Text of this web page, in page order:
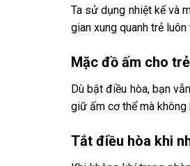
Ta sử dụng nhiệt kế và
gian xung quanh trẻ
Mặc đồ ấm cho trẻ
Dù bật điều hòa, bạn
giữ ấm cơ thể mà không
Tắt điều hòa khi